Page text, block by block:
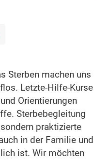
Sterben machen uns
Letzte-Hilfe-Kurse
Orientierungen
Sterbebegleitung
praktizierte
in der Familie und
ist. Wir möchten